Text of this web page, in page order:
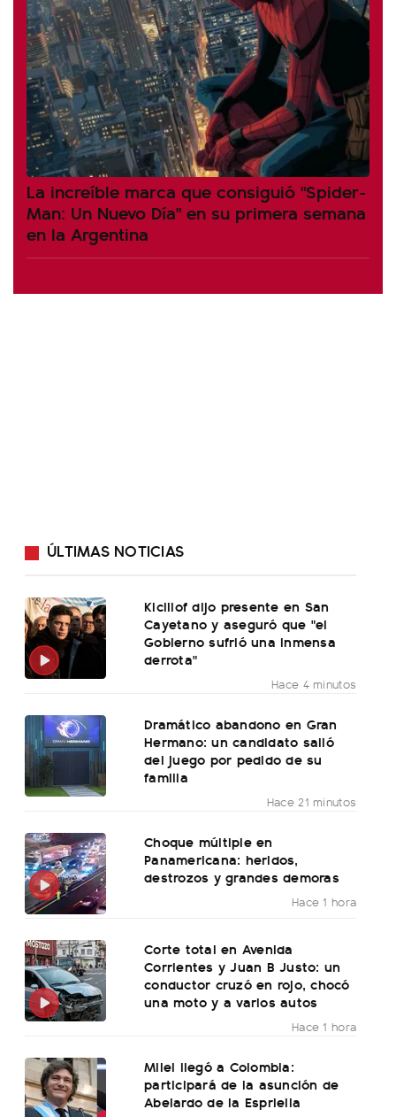
La increíble marca que consiguió "Spider-
Man: Un Nuevo Día" en su primera semana
en la Argentina
ÚLTIMAS NOTICIAS
Kicillof dijo presente en San
Cayetano y aseguró que "el
Gobierno sufrió una inmensa
derrota"
Hace 4 minutos
Dramático abandono en Gran
Hermano: un candidato salió
del juego por pedido de su
familia
Hace 21 minutos
Choque múltiple en
Panamericana: heridos,
destrozos y grandes demoras
Hace 1 hora
Corte total en Avenida
Corrientes y Juan B Justo: un
conductor cruzó en rojo, chocó
una moto y a varios autos
Hace 1 hora
Milei llegó a Colombia:
participará de la asunción de
Abelardo de la Espriella